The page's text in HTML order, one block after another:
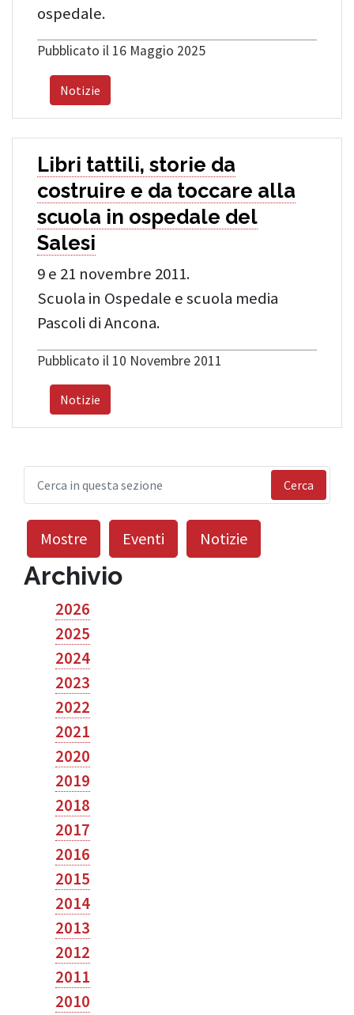
ospedale.
Pubblicato il 16 Maggio 2025
Notizie
Libri tattili, storie da
costruire e da toccare alla
scuola in ospedale del
Salesi
9 e 21 novembre 2011.
Scuola in Ospedale e scuola media
Pascoli di Ancona.
Pubblicato il 10 Novembre 2011
Notizie
Cerca
Mostre Eventi Notizie
Archivio
2026
2025
2024
2023
2022
2021
2020
2019
2018
2017
2016
2015
2014
2013
2012
2011
2010